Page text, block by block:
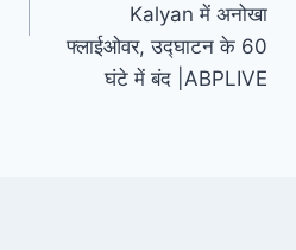
Kalyan में अनोखा
फ्लाईओवर, उद्घाटन के 60
घंटे में बंद |ABPLIVE